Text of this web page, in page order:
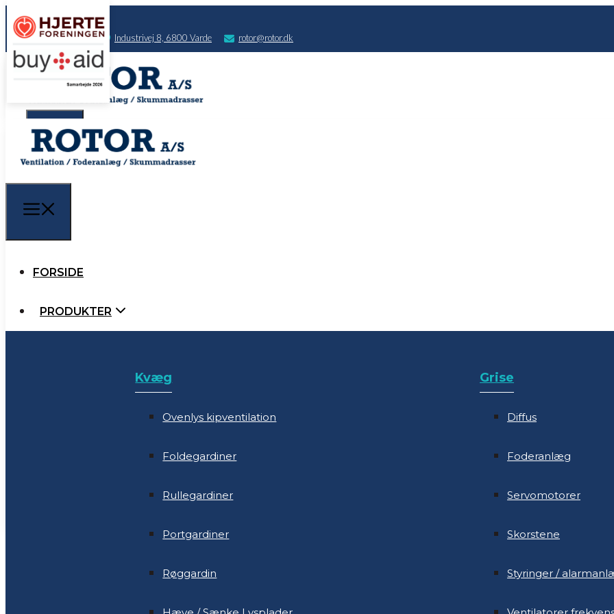
75 22 10 00 ​Industrivej 8, 6800 Varde rotor@rotor.dk
FORSIDE
FORSIDE
PRODUKTER
Kvæg
Ovenlys kipventilation
Foldegardiner
Rullegardiner
Portgardiner
Røggardin
Grise
Diffus
Foderanlæg
Servomotorer
Skorstene
Styringer /